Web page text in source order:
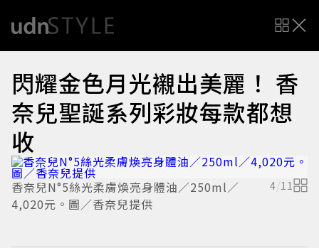
閃耀金色月光襯出美麗！ 香
奈兒聖誕系列彩妝每款都想
收
香奈兒N°5絲光柔膚煥亮身體油／250ml／
4,020元。圖／香奈兒提供
4/11